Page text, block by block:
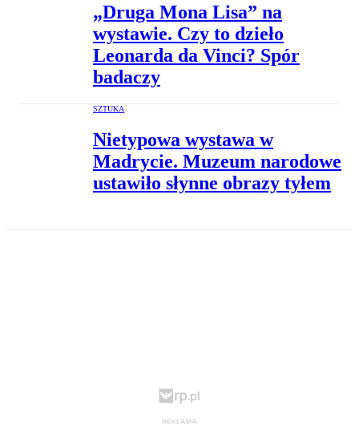
„Druga Mona Lisa” na
wystawie. Czy to dzieło
Leonarda da Vinci? Spór
badaczy
SZTUKA
Nietypowa wystawa w
Madrycie. Muzeum narodowe
ustawiło słynne obrazy tyłem